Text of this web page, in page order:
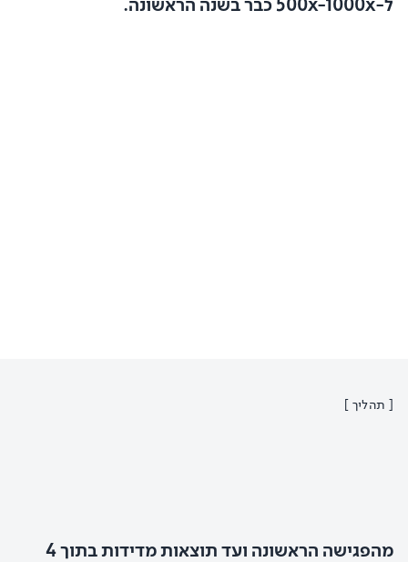
ל-500x-1000x כבר בשנה הראשונה.
[ תהליך ]
מהפגישה הראשונה ועד תוצאות מדידות בתוך 4